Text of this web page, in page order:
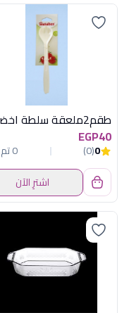
EGP40
0
(0)
0 تم البيع
اشترِ الآن